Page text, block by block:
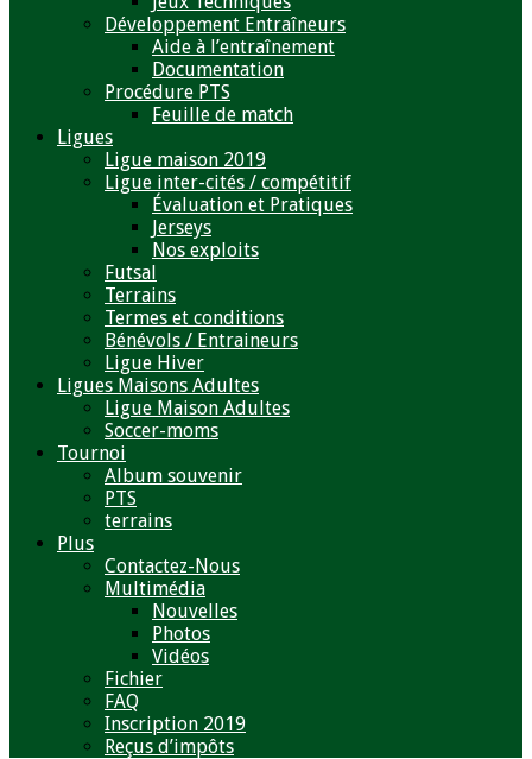
Développement Entraîneurs
Aide à l’entraînement
Documentation
Procédure PTS
Feuille de match
Ligues
Ligue maison 2019
Ligue inter-cités / compétitif
Évaluation et Pratiques
Jerseys
Nos exploits
Futsal
Terrains
Termes et conditions
Bénévols / Entraineurs
Ligue Hiver
Ligues Maisons Adultes
Ligue Maison Adultes
Soccer-moms
Tournoi
Album souvenir
PTS
terrains
Plus
Contactez-Nous
Multimédia
Nouvelles
Photos
Vidéos
Fichier
FAQ
Inscription 2019
Reçus d’impôts